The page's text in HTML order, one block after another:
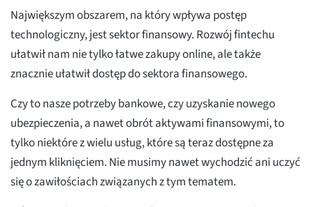
Największym obszarem, na który wpływa postęp
technologiczny, jest sektor finansowy. Rozwój fintechu
ułatwił nam nie tylko łatwe zakupy online, ale także
znacznie ułatwił dostęp do sektora finansowego.
Czy to nasze potrzeby bankowe, czy uzyskanie nowego
ubezpieczenia, a nawet obrót aktywami finansowymi, to
tylko niektóre z wielu usług, które są teraz dostępne za
jednym kliknięciem. Nie musimy nawet wychodzić ani uczyć
się o zawiłościach związanych z tym tematem.